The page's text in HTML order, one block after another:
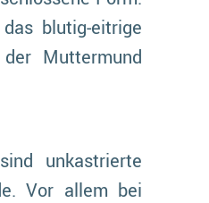
blutig-eitrige
Muttermund
unkastrierte
Vor allem bei